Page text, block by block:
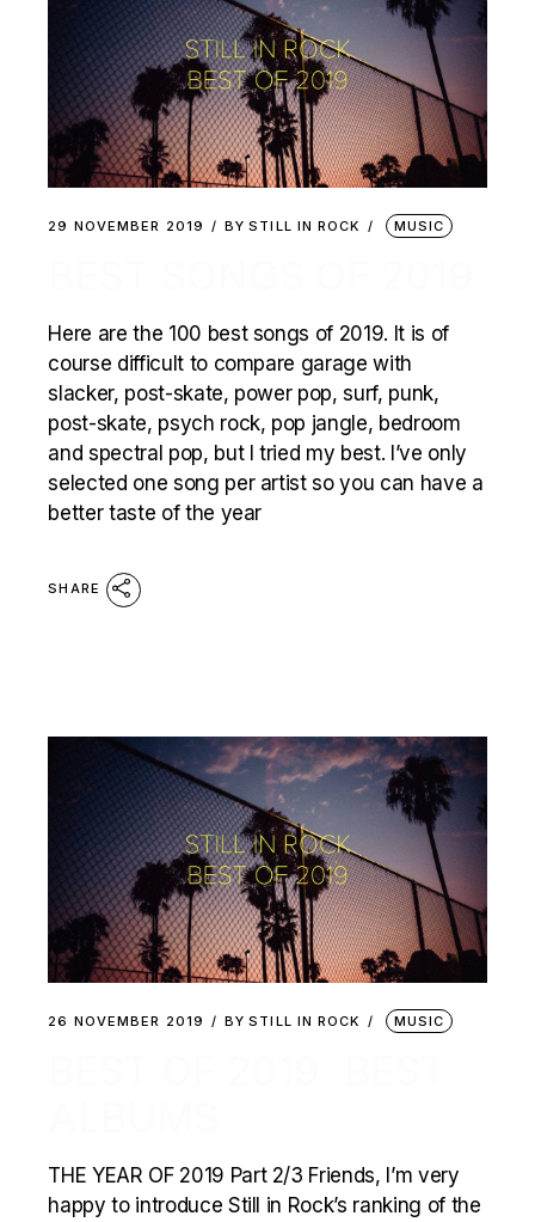
29 NOVEMBER 2019 BY STILL IN ROCK MUSIC
Here are the 100 best songs of 2019. It is of
course difficult to compare garage with
slacker, post-skate, power pop, surf, punk,
post-skate, psych rock, pop jangle, bedroom
and spectral pop, but I tried my best. I’ve only
selected one song per artist so you can have a
better taste of the year
SHARE
26 NOVEMBER 2019 BY STILL IN ROCK MUSIC
THE YEAR OF 2019 Part 2/3 Friends, I’m very
happy to introduce Still in Rock’s ranking of the